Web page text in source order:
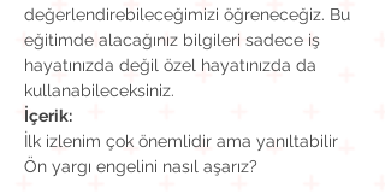
değerlendirebileceğimizi öğreneceğiz. Bu
eğitimde alacağınız bilgileri sadece iş
hayatınızda değil özel hayatınızda da
İçerik: